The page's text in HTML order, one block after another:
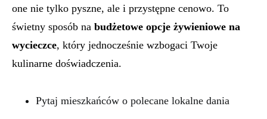
one nie tylko pyszne, ale i przystępne cenowo. To
świetny sposób na budżetowe opcje żywieniowe na
wycieczce, który jednocześnie wzbogaci Twoje
kulinarne doświadczenia.
Pytaj mieszkańców o polecane lokalne dania